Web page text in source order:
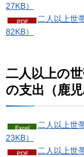
27KB）
二人以上世
82KB）
二人以上の
の支出（鹿児
二人以上世
23KB）
二人以上世